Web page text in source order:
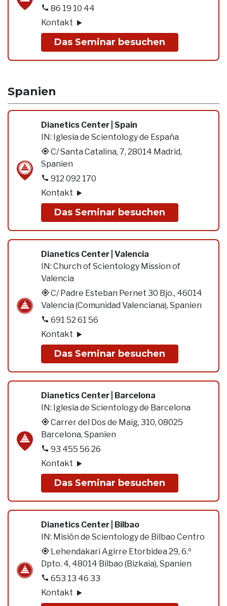
86 19 10 44
Kontakt
Das Seminar besuchen
Spanien
Dianetics Center | Spain
IN: Iglesia de Scientology de España
C/ Santa Catalina, 7, 28014 Madrid,
Spanien
912 092 170
Kontakt
Das Seminar besuchen
Dianetics Center | Valencia
IN: Church of Scientology Mission of
Valencia
C/ Padre Esteban Pernet 30 Bjo., 46014
Valencia (Comunidad Valenciana), Spanien
691 52 61 56
Kontakt
Das Seminar besuchen
Dianetics Center | Barcelona
IN: Iglesia de Scientology de Barcelona
Carrer del Dos de Maig, 310, 08025
Barcelona, Spanien
93 455 56 26
Kontakt
Das Seminar besuchen
Dianetics Center | Bilbao
IN: Misión de Scientology de Bilbao Centro
Lehendakari Agirre Etorbidea 29, 6.º
Dpto. 4, 48014 Bilbao (Bizkaia), Spanien
653 13 46 33
Kontakt